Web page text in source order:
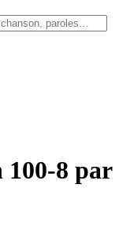
100-8 par